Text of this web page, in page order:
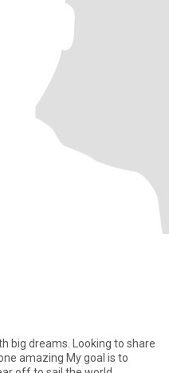
big dreams. Looking to share
My goal is to